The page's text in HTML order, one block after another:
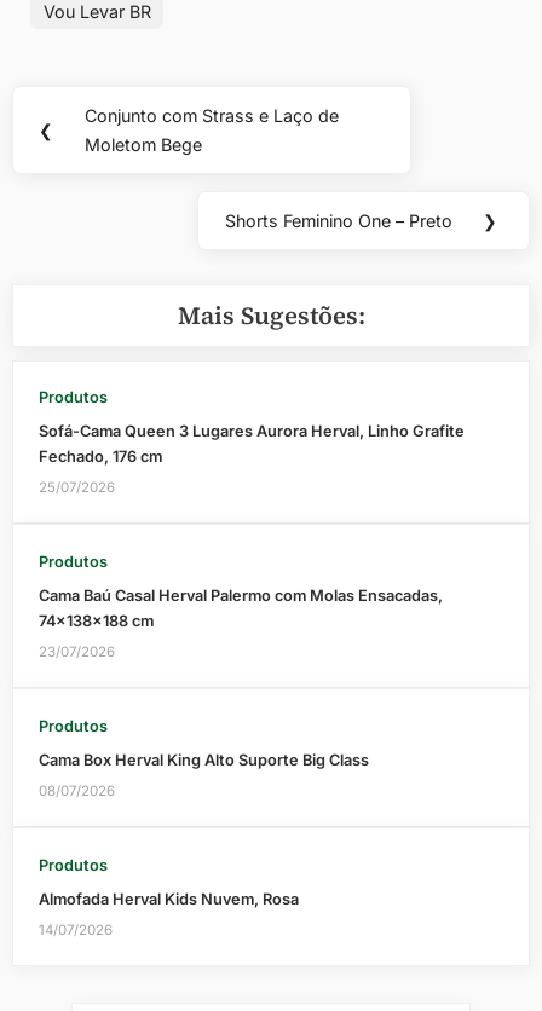
Vou Levar BR
Navegação
de
❮
Previous
Post:
Conjunto com Strass e Laço de
Moletom Bege
Next
Shorts Feminino One – Preto ❯
Mais Sugestões:
Produtos
Sofá-Cama Queen 3 Lugares Aurora Herval, Linho Grafite
Fechado, 176 cm
25/07/2026
Produtos
Cama Baú Casal Herval Palermo com Molas Ensacadas,
74x138x188 cm
23/07/2026
Produtos
Cama Box Herval King Alto Suporte Big Class
08/07/2026
Produtos
Almofada Herval Kids Nuvem, Rosa
14/07/2026